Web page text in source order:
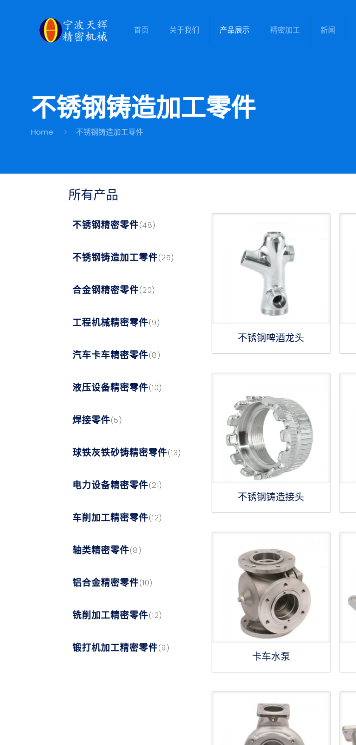
首页 关于我们 产品展示 精密加工 新闻
不锈钢铸造加工零件
Home 不锈钢铸造加工零件
所有产品
不锈钢精密零件(48)
不锈钢铸造加工零件(25)
合金钢精密零件(20)
工程机械精密零件(9)
汽车卡车精密零件(8)
液压设备精密零件(10)
焊接零件(5)
球铁灰铁砂铸精密零件(13)
电力设备精密零件(21)
车削加工精密零件(12)
轴类精密零件(8)
铝合金精密零件(10)
铣削加工精密零件(12)
锻打机加工精密零件(9)
不锈钢啤酒龙头
不锈钢铸造接头
卡车水泵